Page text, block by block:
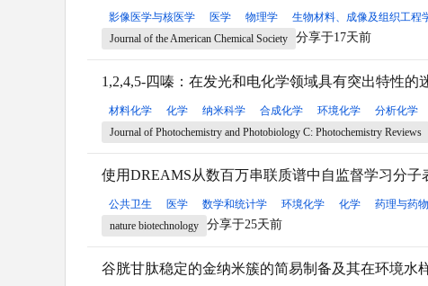
影像医学与核医学 医学 物理学 生物材料、成像及组织工程
Journal of the American Chemical Society
分享于17天前
1,2,4,5-四嗪：在发光和电化学领域具有突出特性的
材料化学 化学 纳米科学 合成化学 环境化学
分析化学
Journal of Photochemistry and Photobiology C: Photochemistry Reviews
使用DREAMS从数百万串联质谱中自监督学习分子
公共卫生 医学 数学和统计学 环境化学 化学 药理与药物
nature biotechnology
分享于25天前
谷胱甘肽稳定的金纳米簇的简易制备及其在环境水